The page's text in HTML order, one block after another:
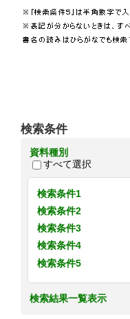
検索条件
資料種別
すべて選択
検索条件1
検索条件2
検索条件3
検索条件4
検索条件5
検索結果一覧表示